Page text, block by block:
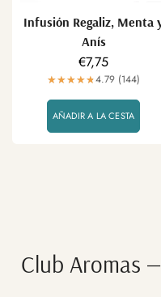
Infusión Regaliz, Menta
Anís
Precio
regular
€7,75
4.79 (144)
AÑADIR A LA CESTA
Club Aromas